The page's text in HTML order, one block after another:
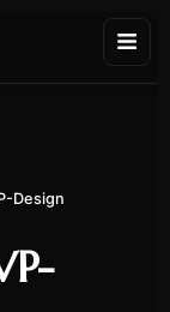
Design